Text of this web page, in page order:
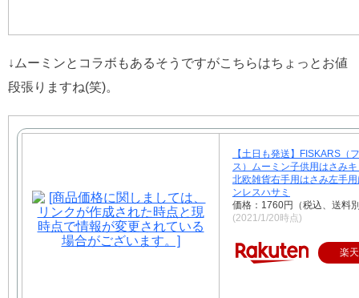
↓ムーミンとコラボもあるそうですがこちらはちょっとお値
段張りますね(笑)。
【土日も発送】FISKARS（
ス）ムーミン子供用はさみ
北欧雑貨右手用はさみ左手
ンレスハサミ
価格：1760円（税込、送料
(2021/1/20時点)
楽